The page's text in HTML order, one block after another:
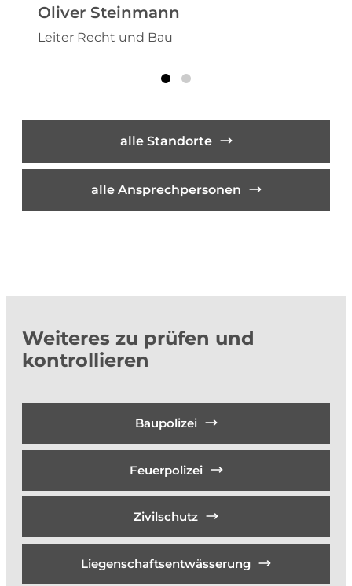
Oliver Steinmann
Leiter Recht und Bau
alle Standorte
alle Ansprechpersonen
Weiteres zu prüfen und
kontrollieren
Baupolizei
Feuerpolizei
Zivilschutz
Liegenschaftsentwässerung